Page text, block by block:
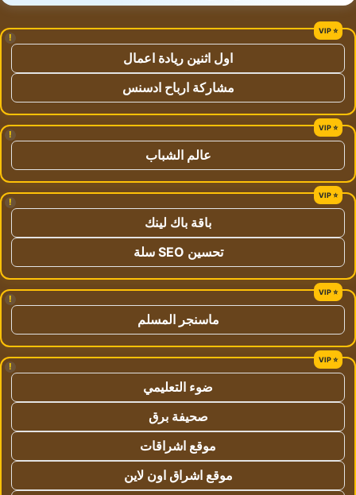
!
اول اثنين ريادة اعمال
مشاركة ارباح ادسنس
!
عالم الشباب
!
باقة باك لينك
تحسين SEO سلة
!
ماسنجر المسلم
!
ضوء التعليمي
صحيفة برق
موقع اشراقات
موقع اشراق اون لاين